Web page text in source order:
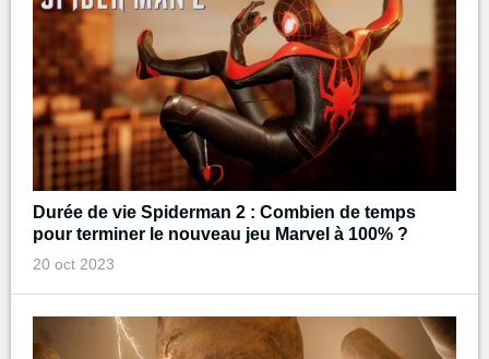
Durée de vie Spiderman 2 : Combien de temps
pour terminer le nouveau jeu Marvel à 100% ?
20 oct 2023